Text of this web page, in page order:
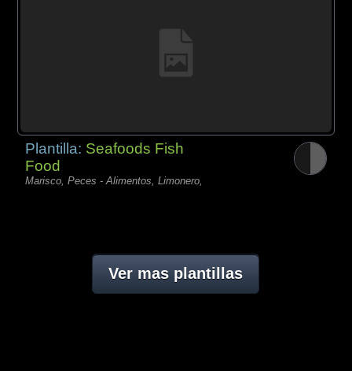
Plantilla: Seafoods Fish
Food
Marisco, Peces - Alimentos, Limonero,
Ver mas plantillas